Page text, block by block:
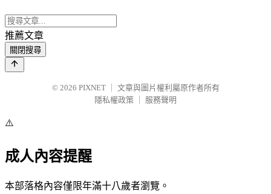
推薦文章
關閉搜尋
© 2026 PIXNET
文章與圖片權利屬原作者所有
隱私權政策
服務聲明
⚠️
成人內容提醒
本部落格內容僅限年滿十八歲者瀏覽。